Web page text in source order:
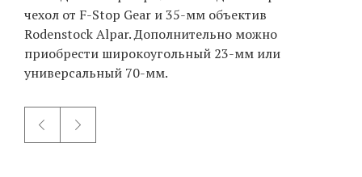
чехол от F-Stop Gear и 35-мм объектив
Rodenstock Alpar. Дополнительно можно
приобрести широкоугольный 23-мм или
универсальный 70-мм.